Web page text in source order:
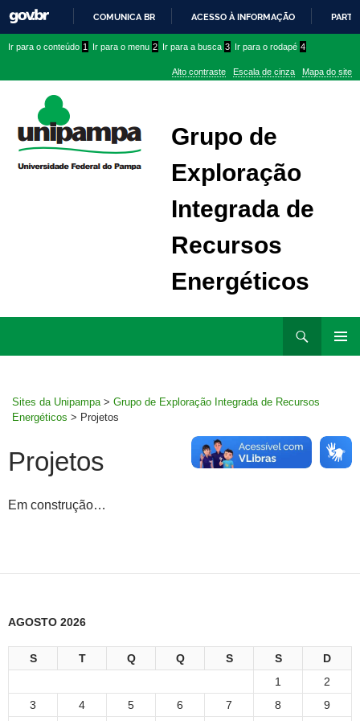
PARA
CONTEÚDO
COMUNICA BR ACESSO À INFORMAÇÃO
conteúdo
menu
superior
menu
Ir para o conteúdo 1 Ir para o menu 2 Ir para a busca 3 Ir para o rodapé 4
Alto contraste Escala de cinza Mapa do site
Grupo de
Exploração
Integrada de
Recursos
Energéticos
Sites da Unipampa > Grupo de Exploração Integrada de Recursos
Energéticos > Projetos
Projetos
Em construção…
AGOSTO 2026
S T Q Q S S
D
1
2
3
4 5 6 7 8 9